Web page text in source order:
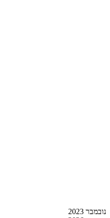
נובמבר 2023